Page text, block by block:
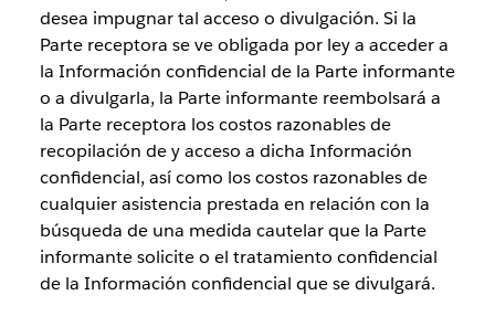
desea impugnar tal acceso o divulgación. Si la
Parte receptora se ve obligada por ley a acceder a
la Información confidencial de la Parte informante
o a divulgarla, la Parte informante reembolsará a
la Parte receptora los costos razonables de
recopilación de y acceso a dicha Información
confidencial, así como los costos razonables de
cualquier asistencia prestada en relación con la
búsqueda de una medida cautelar que la Parte
informante solicite o el tratamiento confidencial
de la Información confidencial que se divulgará.